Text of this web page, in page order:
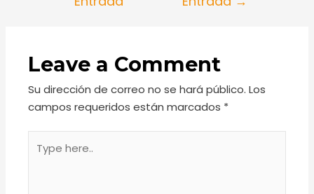
Leave a Comment
Su dirección de correo no se hará público. Los
campos requeridos están marcados *
here..